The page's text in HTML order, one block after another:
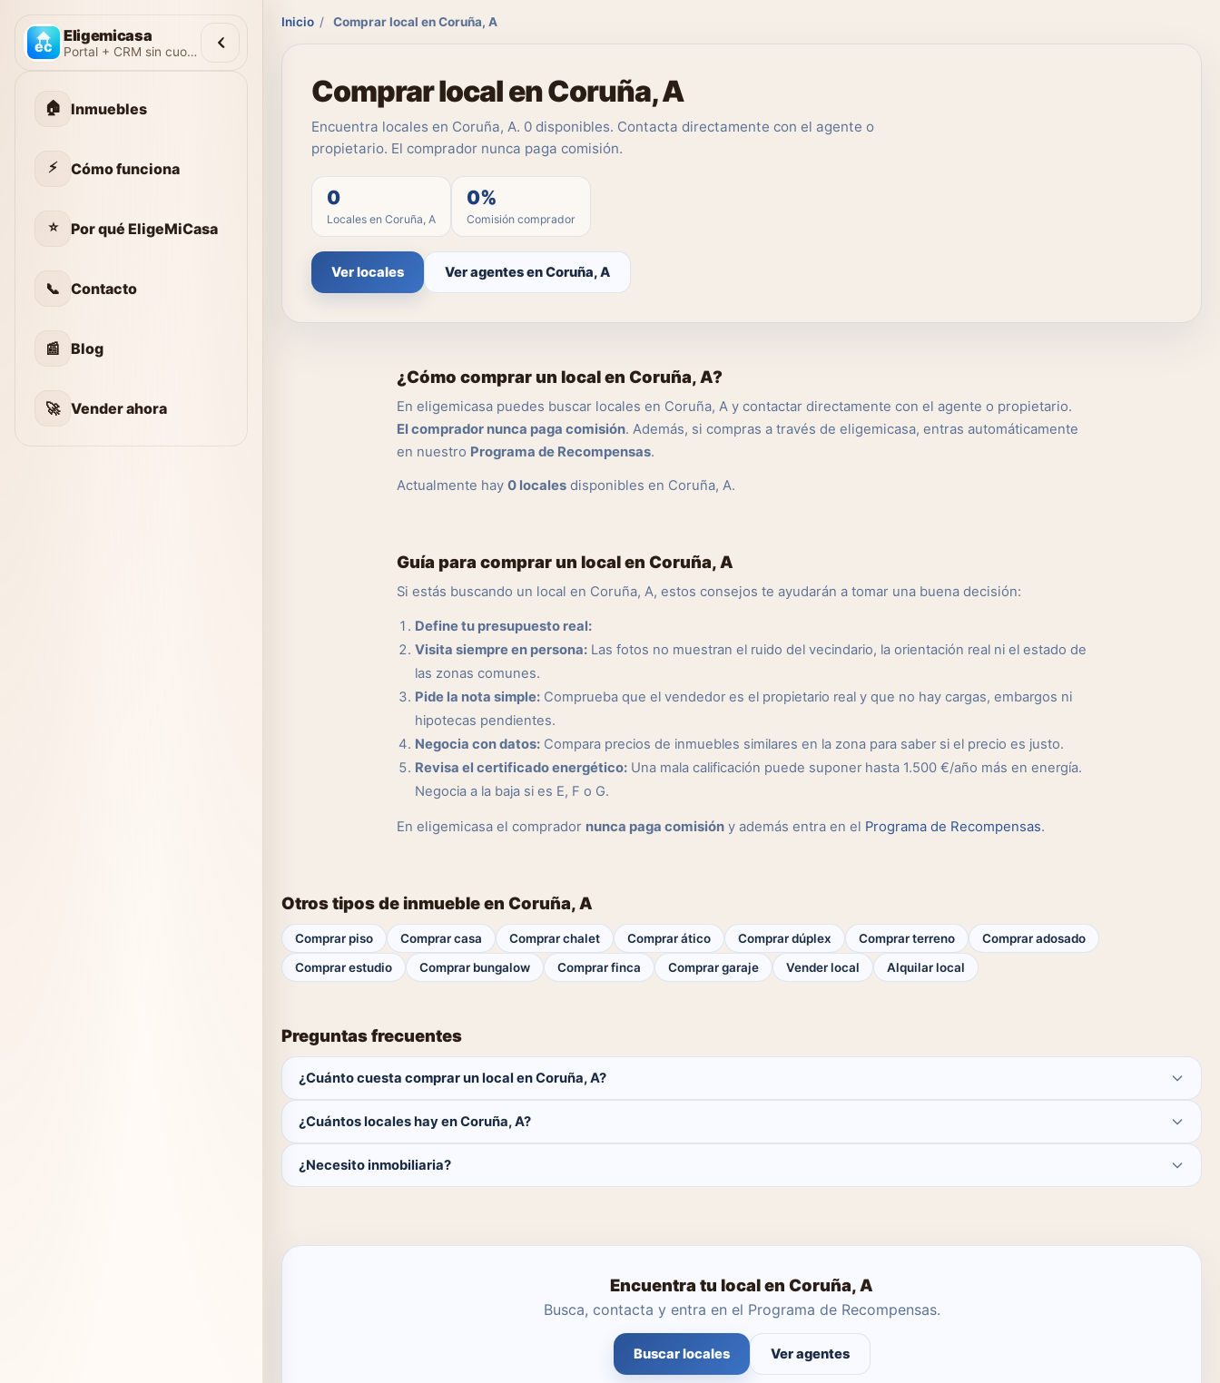
Eligemicasa
Portal + CRM sin cuotas
🏠 Inmuebles
⚡ Cómo funciona
⭐ Por qué EligeMiCasa
📞 Contacto
📰 Blog
🚀 Vender ahora
Inicio / Comprar local en Coruña, A
Comprar local en Coruña, A
Encuentra locales en Coruña, A. 0 disponibles. Contacta directamente con el agente o
propietario. El comprador nunca paga comisión.
0
Locales en Coruña, A
0%
Comisión comprador
Ver locales Ver agentes en Coruña, A
¿Cómo comprar un local en Coruña, A?
En eligemicasa puedes buscar locales en Coruña, A y contactar directamente con el agente o propietario.
El comprador nunca paga comisión. Además, si compras a través de eligemicasa, entras automáticamente
en nuestro Programa de Recompensas.
Actualmente hay 0 locales disponibles en Coruña, A.
Guía para comprar un local en Coruña, A
Si estás buscando un local en Coruña, A, estos consejos te ayudarán a tomar una buena decisión:
Define tu presupuesto real:
Visita siempre en persona: Las fotos no muestran el ruido del vecindario, la orientación real ni el estado de
las zonas comunes.
Pide la nota simple: Comprueba que el vendedor es el propietario real y que no hay cargas, embargos ni
hipotecas pendientes.
Negocia con datos: Compara precios de inmuebles similares en la zona para saber si el precio es justo.
Revisa el certificado energético: Una mala calificación puede suponer hasta 1.500 €/año más en energía.
Negocia a la baja si es E, F o G.
En eligemicasa el comprador nunca paga comisión y además entra en el Programa de Recompensas.
Otros tipos de inmueble en Coruña, A
Comprar piso Comprar casa Comprar chalet Comprar ático Comprar dúplex Comprar terreno
Comprar adosado
Comprar estudio
Comprar bungalow Comprar finca Comprar garaje Vender local Alquilar local
Preguntas frecuentes
¿Cuánto cuesta comprar un local en Coruña, A?
¿Cuántos locales hay en Coruña, A?
¿Necesito inmobiliaria?
Encuentra tu local en Coruña, A
Busca, contacta y entra en el Programa de Recompensas.
Buscar locales Ver agentes